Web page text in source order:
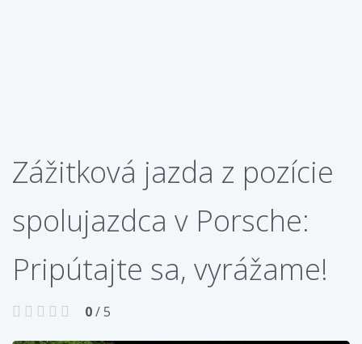
Zážitková jazda z pozície
spolujazdca v Porsche:
Pripútajte sa, vyrážame!
0/ 5